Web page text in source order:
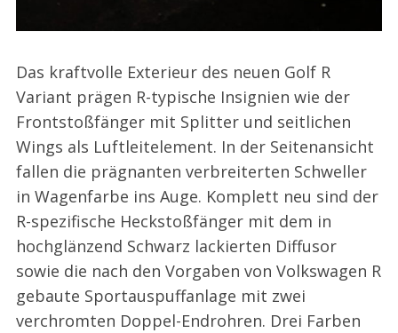
Das kraftvolle Exterieur des neuen Golf R
Variant prägen R-typische Insignien wie der
Frontstoßfänger mit Splitter und seitlichen
Wings als Luftleitelement. In der Seitenansicht
fallen die prägnanten verbreiterten Schweller
in Wagenfarbe ins Auge. Komplett neu sind der
R-spezifische Heckstoßfänger mit dem in
hochglänzend Schwarz lackierten Diffusor
sowie die nach den Vorgaben von Volkswagen R
gebaute Sportauspuffanlage mit zwei
verchromten Doppel-Endrohren. Drei Farben